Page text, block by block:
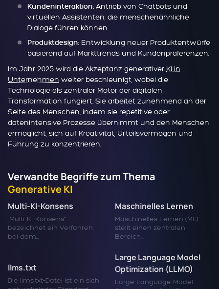
Kundeninteraktion: Antrieb von Chatbots und
virtuellen Assistenten, die menschenähnliche
Dialoge führen können.
Produktdesign: Entwicklung neuer Produktentwürfe
basierend auf Markttrends und Kundenpräferenzen.
Im Jahr 2025 wird die Akzeptanz generativer KI in
Unternehmen weiter beschleunigt, wobei die
Technologie als zentraler Motor der digitalen
Transformation fungiert. Sie arbeitet zunehmend an der
Seite des Menschen, indem sie repetitive oder
datenintensive Prozesse übernimmt und den Menschen
ermöglicht, sich auf Kreativität, Urteilsvermögen und
Führung zu konzentrieren.
Verwandte Begriffe zum Thema
Generative KI
Multi-KI-Konsens
„Multi-KI-Konsens“
bezeichnet ein Verfahren,
bei dem...
Maschinelles Lernen
Maschinelles Lernen (ML)
stellt einen zentralen
Bereich...
llms.txt
Die llms.txt-Datei ist ein sich
Large Language Model
Optimization (LLMO)
Large Language Model